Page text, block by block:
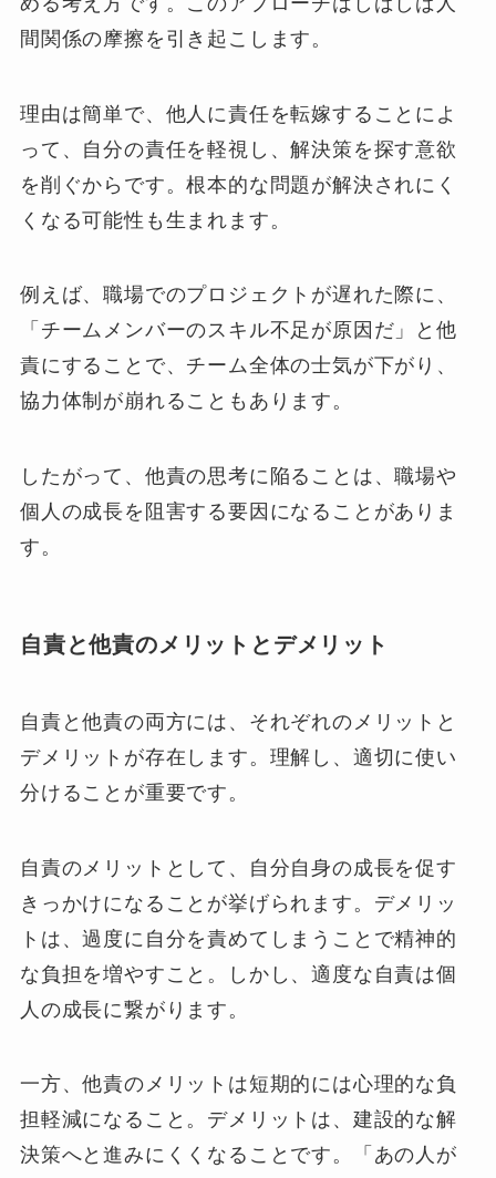
間関係の摩擦を引き起こします。
理由は簡単で、他人に責任を転嫁することによ
って、自分の責任を軽視し、解決策を探す意欲
を削ぐからです。根本的な問題が解決されにく
くなる可能性も生まれます。
例えば、職場でのプロジェクトが遅れた際に、
「チームメンバーのスキル不足が原因だ」と他
責にすることで、チーム全体の士気が下がり、
協力体制が崩れることもあります。
したがって、他責の思考に陥ることは、職場や
個人の成長を阻害する要因になることがありま
す。
自責と他責のメリットとデメリット
自責と他責の両方には、それぞれのメリットと
デメリットが存在します。理解し、適切に使い
分けることが重要です。
自責のメリットとして、自分自身の成長を促す
きっかけになることが挙げられます。デメリッ
トは、過度に自分を責めてしまうことで精神的
な負担を増やすこと。しかし、適度な自責は個
人の成長に繋がります。
一方、他責のメリットは短期的には心理的な負
担軽減になること。デメリットは、建設的な解
決策へと進みにくくなることです。「あの人が